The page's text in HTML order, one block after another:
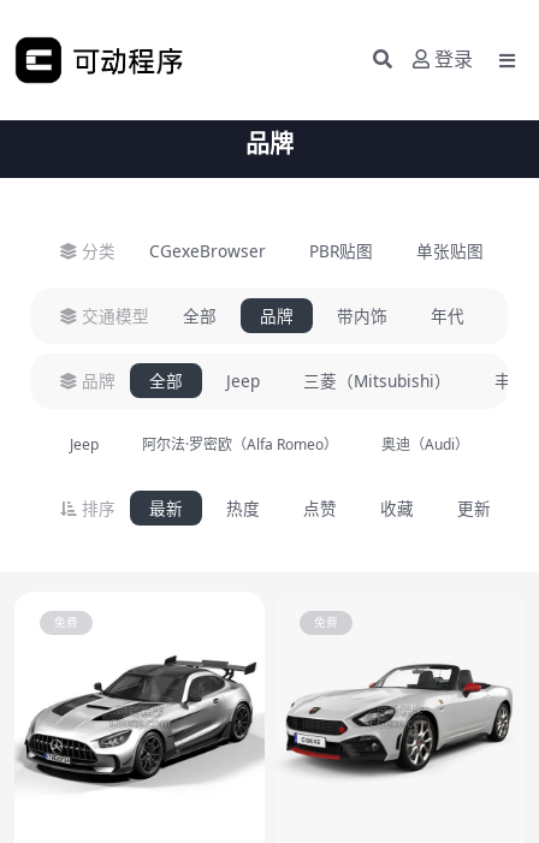
登录
品牌
分类 CGexeBrowser PBR贴图 单张贴图
交通模型 全部 品牌 带内饰 年代
品牌 全部 Jeep 三菱（Mitsubishi） 丰田
Jeep 阿尔法·罗密欧（Alfa Romeo） 奥迪（Audi）
排序 最新 热度 点赞 收藏 更新
免费 免费